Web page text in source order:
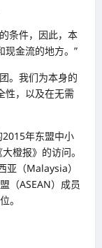
条件，因此，本
现金流的地方。”
。我们为本身的
性，以及在无需
2015年东盟中小
橙报》的访问。
亚（Malaysia）
（ASEAN）成员
。